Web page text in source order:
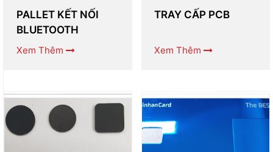
PALLET KẾT NỐI
BLUETOOTH
Xem Thêm
TRAY CẤP PCB
Xem Thêm